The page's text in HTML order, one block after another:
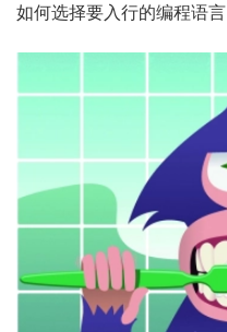
如何选择要入行的编程语言